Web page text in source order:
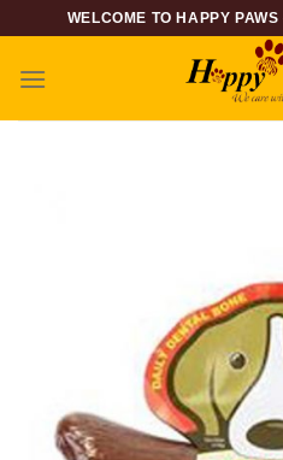
content
WELCOME TO HAPPY